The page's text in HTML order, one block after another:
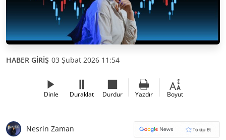
HABER GİRİŞ 03 Şubat 2026 11:54
Dinle Duraklat Durdur Yazdır Boyut
Nesrin Zaman